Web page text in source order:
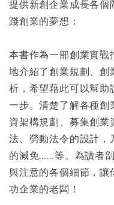
提供新創企業成長各個
踐創業的夢想：
本書作為一部創業實戰
地介紹了創業規劃、創
析，希望藉此可以幫助
一步。清楚了解各種創
資架構規劃、募集創
法、勞動法令的設計，
的減免……等。為讀者
與注意的各個細節，讓
功企業的老闆！